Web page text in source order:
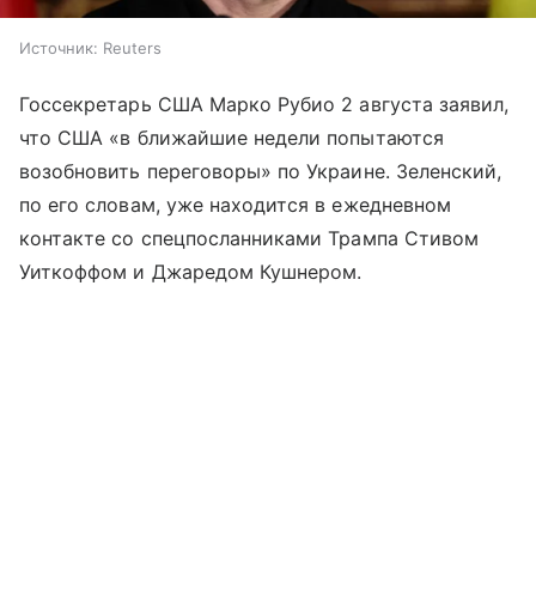
Источник: Reuters
Госсекретарь США Марко Рубио 2 августа заявил,
что США «в ближайшие недели попытаются
возобновить переговоры» по Украине. Зеленский,
по его словам, уже находится в ежедневном
контакте со спецпосланниками Трампа Стивом
Уиткоффом и Джаредом Кушнером.